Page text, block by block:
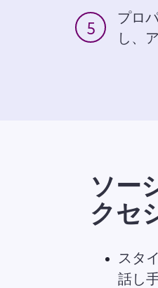
5
プロ
し、
ソー
クセ
スタ
話し